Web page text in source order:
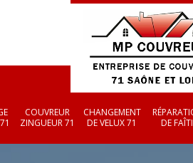
COUVREUR
ZINGUEUR 71
CHANGEMENT
DE VELUX 71
DE